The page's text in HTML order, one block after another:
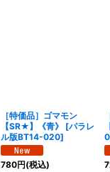
［特価品］ゴマモン
【SR★】《青》
[パラレ
ル版BT14-020]
780円(税込)